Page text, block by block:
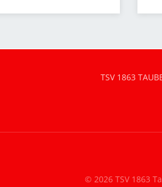
TSV 1863
© 2026 TSV 1863